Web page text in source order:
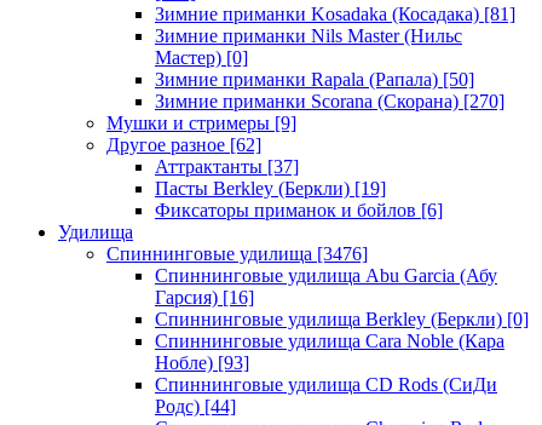
Зимние приманки Kosadaka (Косадака) [81]
Зимние приманки Nils Master (Нильс
Мастер) [0]
Зимние приманки Rapala (Рапала) [50]
Зимние приманки Scorana (Скорана) [270]
Мушки и стримеры [9]
Другое разное [62]
Аттрактанты [37]
Пасты Berkley (Беркли) [19]
Фиксаторы приманок и бойлов [6]
Удилища
Спиннинговые удилища [3476]
Спиннинговые удилища Abu Garcia (Абу
Гарсия) [16]
Спиннинговые удилища Berkley (Беркли) [0]
Спиннинговые удилища Cara Noble (Кара
Нобле) [93]
Спиннинговые удилища CD Rods (СиДи
Родс) [44]